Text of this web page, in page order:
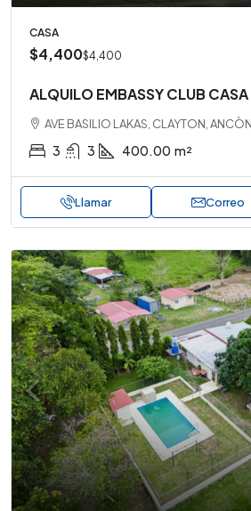
CASA
$4,400$4,400
ALQUILO EMBASSY CLUB CASA
AVE BASILIO LAKAS, CLAYTON,
3 3 400.00 m²
Llamar Correo